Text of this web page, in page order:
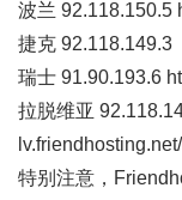
波兰 92.118.150.5
捷克 92.118.149.3
瑞士 91.90.193.6
拉脱维亚
特别注意，